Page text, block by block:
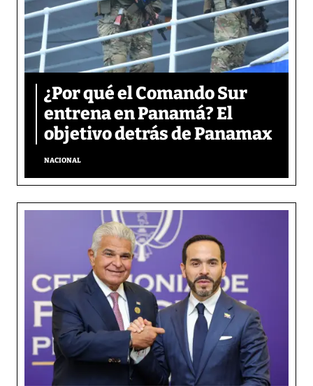
¿Por qué el Comando Sur
entrena en Panamá? El
objetivo detrás de Panamax
NACIONAL